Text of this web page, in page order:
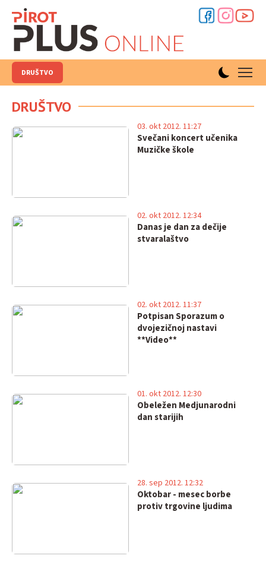
DRUŠTVO
DRUŠTVO
Svečani koncert učenika
Muzičke škole
03. okt 2012. 11:27
Danas je dan za dečije
stvaralaštvo
02. okt 2012. 12:34
Potpisan Sporazum o
dvojezičnoj nastavi
**Video**
02. okt 2012. 11:37
Obeležen Medjunarodni
dan starijih
01. okt 2012. 12:30
Oktobar - mesec borbe
protiv trgovine ljudima
28. sep 2012. 12:32